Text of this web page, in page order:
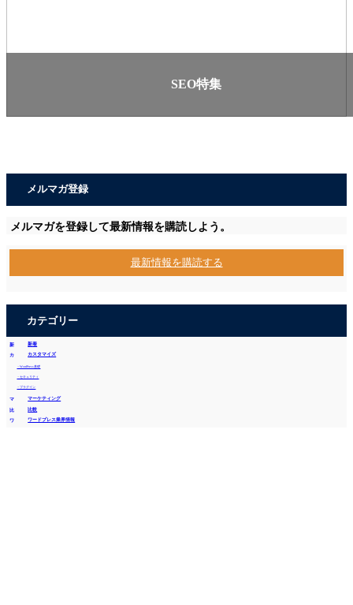
SEO特集
メルマガ登録
メルマガを登録して最新情報を購読しよう。
最新情報を購読する
カテゴリー
新着
カスタマイズ
・WordPress基礎
・セキュリティ
・プラグイン
マーケティング
比較
ワードプレス業界情報